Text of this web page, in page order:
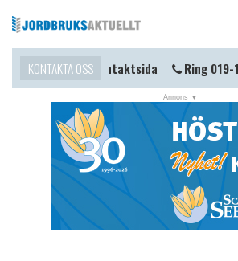
NYHETER
OPINION
KALENDER
MARKNAD
TJÄNSTER
KONTAKTA OSS
i kontakt? Kontaktsida Ring 019-